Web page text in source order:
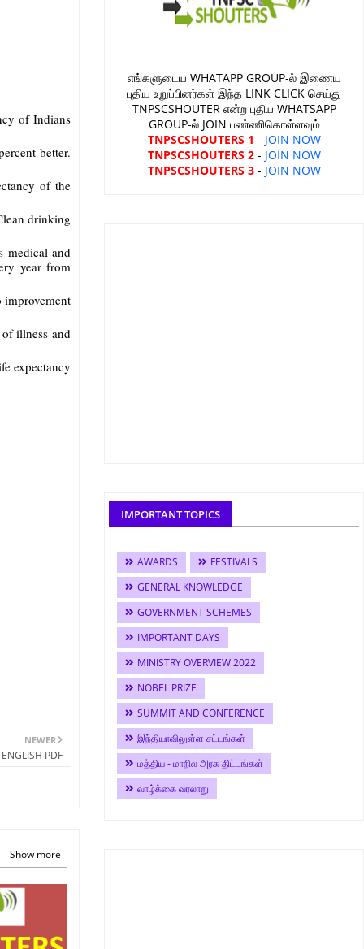
of Indians
better.
of the
drinking
medical and
year from
improvement
illness and
expectancy
NEWER
PDF
Show more
எங்களுடைய WHATAPP GROUP-ல் இணைய
புதிய உறுப்பினர்கள் இந்த LINK CLICK செய்து
TNPSCSHOUTER என்ற புதிய WHATSAPP
GROUP-ல் JOIN பண்ணிகொள்ளவும்
TNPSCSHOUTERS 1 - JOIN NOW
TNPSCSHOUTERS 2- JOIN NOW
TNPSCSHOUTERS 3- JOIN NOW
IMPORTANT TOPICS
AWARDS
FESTIVALS
GENERAL KNOWLEDGE
GOVERNMENT SCHEMES
IMPORTANT DAYS
MINISTRY OVERVIEW 2022
NOBEL PRIZE
SUMMIT AND CONFERENCE
இந்தியாவிலுள்ள சட்டங்கள்
மத்திய - மாநில அரசு திட்டங்கள்
வாழ்க்கை வரலாறு